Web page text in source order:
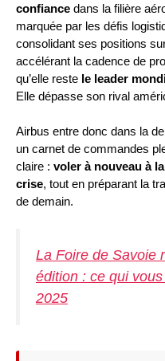
confiance dans la filière
marquée par les défis
consolidant ses positions
accélérant la cadence de
qu’elle reste le leader
Elle dépasse son rival
Airbus entre donc dans la
un carnet de commandes
claire : voler à nouveau à
crise, tout en préparant la
de demain.
La Foire de Savoie
édition : ce qui
2025